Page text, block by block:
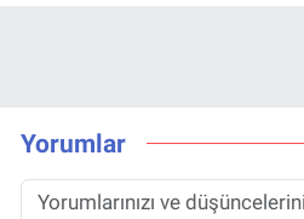
Yorumlar